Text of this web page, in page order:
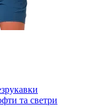
та светри